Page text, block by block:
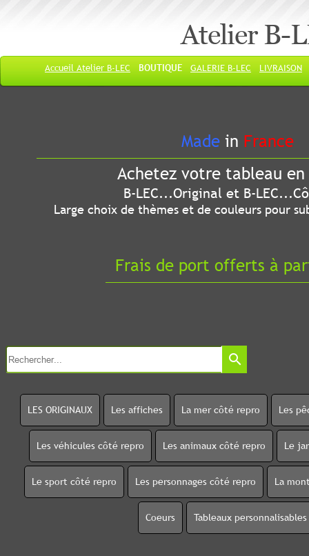
Atelier B-
Accueil Atelier B-LEC BOUTIQUE GALERIE B-LEC LIVRAISON
Made in France
Achetez votre tableau
B-LEC...Original et B-
Large choix de thèmes et de couleurs pour
Frais de port offerts à
search
LES ORIGINAUX Les affiches La mer côté repro Les
Les véhicules côté repro Les animaux côté repro Le
Le sport côté repro Les personnages côté repro La
Coeurs Tableaux personnalisables